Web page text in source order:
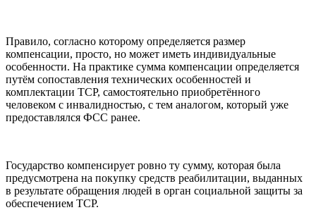
Правило, согласно которому определяется размер
компенсации, просто, но может иметь индивидуальные
особенности. На практике сумма компенсации определяется
путём сопоставления технических особенностей и
комплектации ТСР, самостоятельно приобретённого
человеком с инвалидностью, с тем аналогом, который уже
предоставлялся ФСС ранее.
Государство компенсирует ровно ту сумму, которая была
предусмотрена на покупку средств реабилитации, выданных
в результате обращения людей в орган социальной защиты за
обеспечением ТСР.